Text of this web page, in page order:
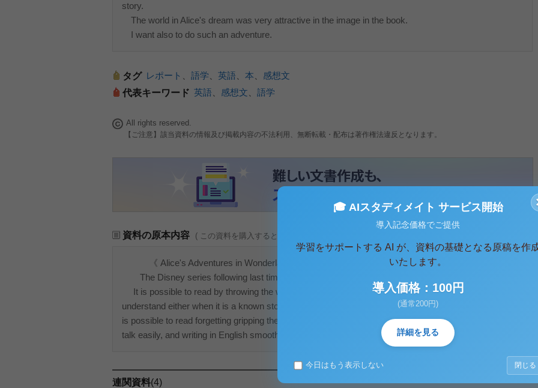
story.
The world in Alice's dream was very attractive in the image in the book.
I want also to do such an adventure.
タグ レポート 語学 英語 本
感想文
代表キーワード 英語 感想文 語学
All rights reserved.
【ご注意】該当資料の情報及び掲載内容の不法利用、無断転載・配布は著作権法違反となります。
資料の原本内容 ( この資料を購入すると、テキストデータがみえます。 )
《 Alice's Adventures in Wonderland》
The Disney series following last time☆
It is possible to read by throwing the word that doesn't
understand either when it is a known story. Therefore, it
is possible to read forgetting gripping the story of the
talk easily, and writing in English smoothl...
連関資料(4)
🎓 AIスタディメイト サービス開始
導入記念価格でご提供
学習をサポートする AI が、資料の基礎となる原稿を作
いたします。
導入価格：100円
(通常200円)
詳細を見る
今日はもう表示しない 閉じる